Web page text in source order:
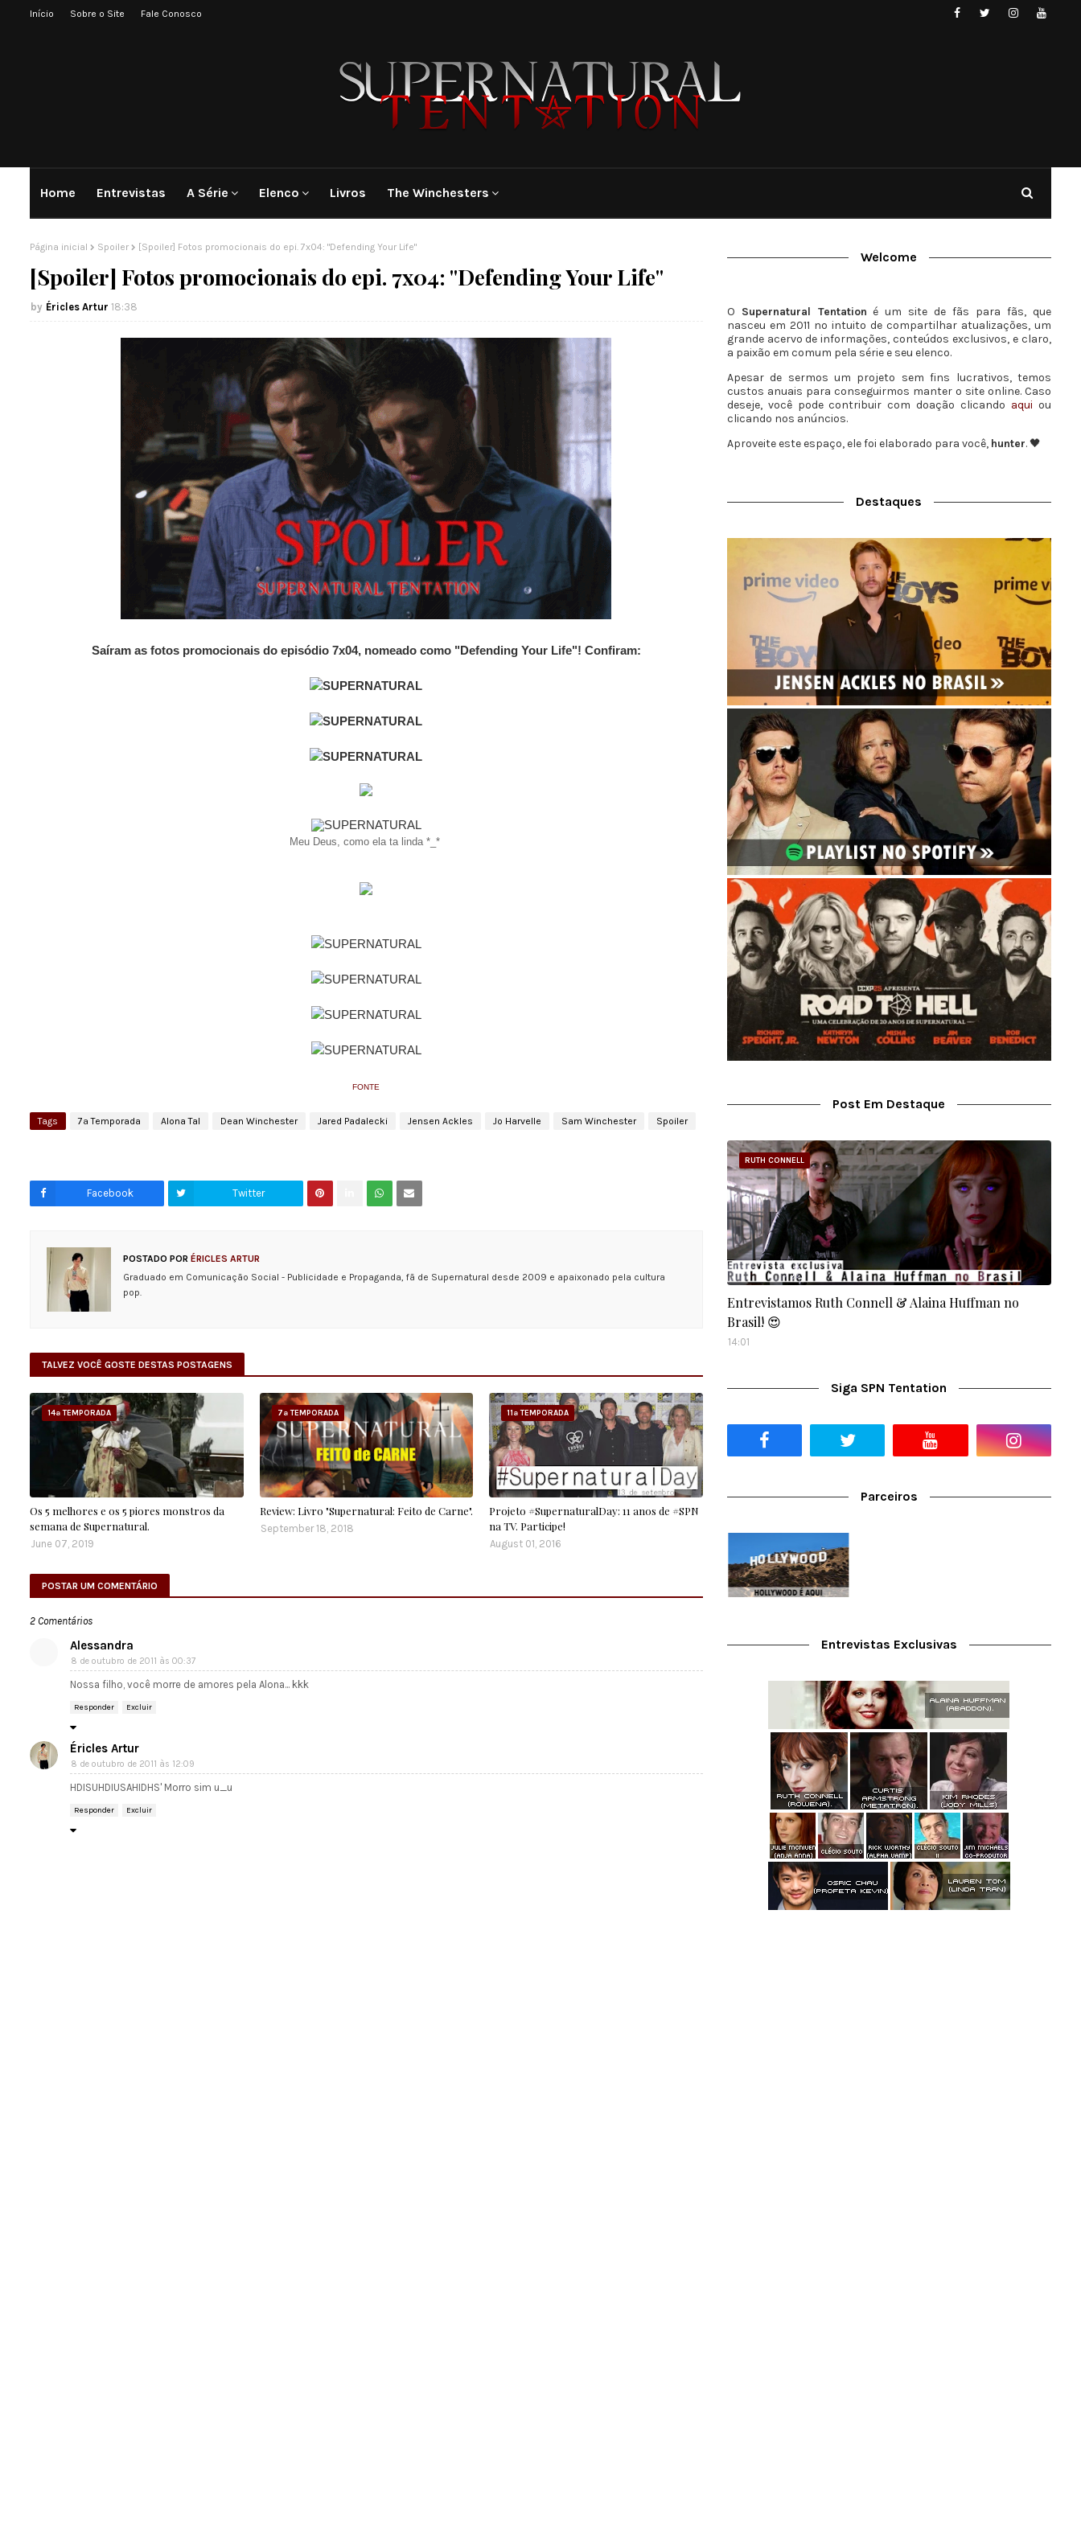
Início Sobre o Site Fale Conosco
Home Entrevistas A Série Elenco Livros The Winchesters
Página inicial Spoiler [Spoiler] Fotos promocionais do epi. 7x04: "Defending Your Life"
[Spoiler] Fotos promocionais do epi. 7x04: "Defending Your Life"
Éricles Artur 18:38
Saíram as fotos promocionais do episódio 7x04, nomeado como "Defending Your Life"! Confiram:
Meu Deus, como ela ta linda *_*
FONTE
Tags 7ª Temporada Alona Tal Dean Winchester Jared Padalecki Jensen Ackles Jo Harvelle Sam Winchester Spoiler
Facebook Twitter
POSTADO POR ÉRICLES ARTUR
Graduado em Comunicação Social - Publicidade e Propaganda, fã de Supernatural desde 2009 e apaixonado pela cultura
pop.
TALVEZ VOCÊ GOSTE DESTAS POSTAGENS
14ª TEMPORADA
Os 5 melhores e os 5 piores monstros da
semana de Supernatural.
June 07, 2019
7ª TEMPORADA
Review: Livro "Supernatural: Feito de Carne".
September 18, 2018
11ª TEMPORADA
Projeto #SupernaturalDay: 11 anos de #SPN
na TV. Participe!
August 01, 2016
POSTAR UM COMENTÁRIO
2 Comentários
Alessandra
8 de outubro de 2011 às 00:37
Nossa filho, você morre de amores pela Alona... kkk
Responder Excluir
Éricles Artur
8 de outubro de 2011 às 12:09
HDISUHDIUSAHIDHS' Morro sim u_u
Responder Excluir
Welcome
O Supernatural Tentation é um site de fãs para fãs, que
nasceu em 2011 no intuito de compartilhar atualizações, um
grande acervo de informações, conteúdos exclusivos, e claro,
a paixão em comum pela série e seu elenco.
Apesar de sermos um projeto sem fins lucrativos, temos
custos anuais para conseguirmos manter o site online. Caso
deseje, você pode contribuir com doação clicando aqui ou
clicando nos anúncios.
Aproveite este espaço, ele foi elaborado para você, hunter. 🖤
Destaques
Post Em Destaque
RUTH CONNELL
Entrevistamos Ruth Connell & Alaina Huffman no
Brasil! 😍
14:01
Siga SPN Tentation
Parceiros
Entrevistas Exclusivas